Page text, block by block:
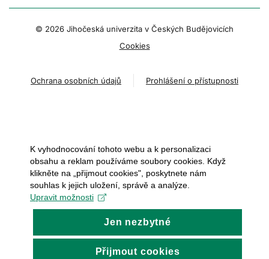
© 2026 Jihočeská univerzita v Českých Budějovicích
Cookies
Ochrana osobních údajů Prohlášení o přístupnosti
K vyhodnocování tohoto webu a k personalizaci
obsahu a reklam používáme soubory cookies. Když
klikněte na „přijmout cookies", poskytnete nám
souhlas k jejich uložení, správě a analýze.
Upravit možnosti
Jen nezbytné
Přijmout cookies